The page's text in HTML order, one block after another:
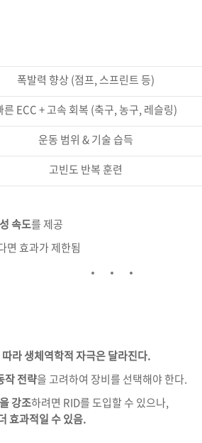
폭발력 향상 (점프,스프린트등)
른 ECC +고속 회복 (축구, 농구, 레슬링)
운동 범위 &기술습득
고빈도 반복훈련
속도를 제공
면 효과가제한됨
따라생체역학적자극은달라진다.
작전략을 고려하여 장비를 선택해야한다.
강조하려면 RID를도입할수 있으나,
효과적일수있음.